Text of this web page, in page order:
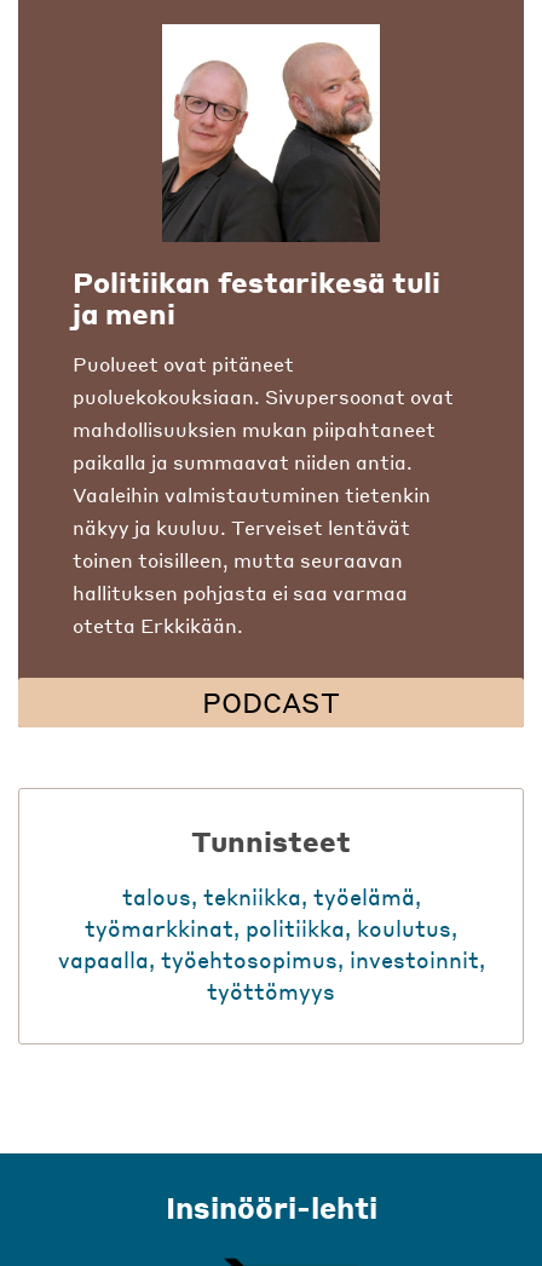
Politiikan festarikesä tuli
ja meni
Puolueet ovat pitäneet
puoluekokouksiaan. Sivupersoonat ovat
mahdollisuuksien mukan piipahtaneet
paikalla ja summaavat niiden antia.
Vaaleihin valmistautuminen tietenkin
näkyy ja kuuluu. Terveiset lentävät
toinen toisilleen, mutta seuraavan
hallituksen pohjasta ei saa varmaa
otetta Erkkikään.
PODCAST
Tunnisteet
talous, tekniikka, työelämä,
työmarkkinat, politiikka, koulutus,
vapaalla, työehtosopimus, investoinnit,
työttömyys
Insinööri-lehti